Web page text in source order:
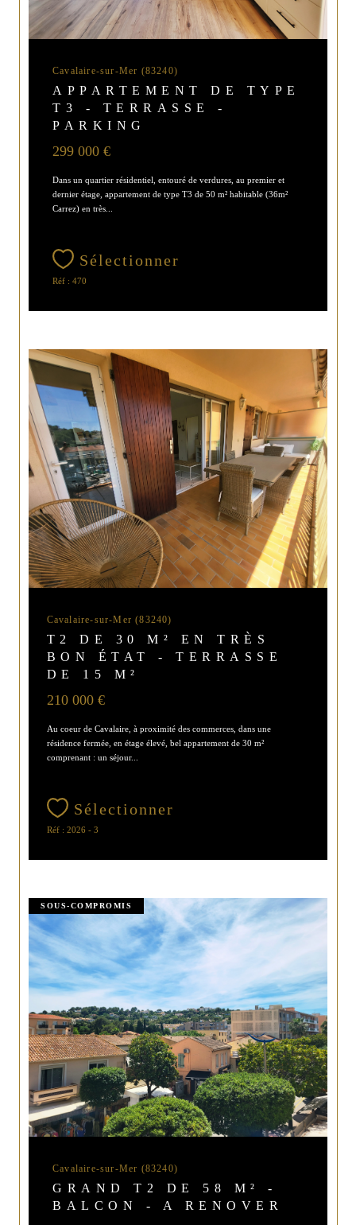
Cavalaire-sur-Mer (83240)
APPARTEMENT DE TYPE
T3 - TERRASSE -
PARKING
299 000 €
Dans un quartier résidentiel, entouré de verdures, au premier et
dernier étage, appartement de type T3 de 50 m² habitable (36m²
Carrez) en très...
Sélectionner
Réf : 470
Cavalaire-sur-Mer (83240)
T2 DE 30 M² EN TRÈS
BON ÉTAT - TERRASSE
DE 15 M²
210 000 €
Au coeur de Cavalaire, à proximité des commerces, dans une
résidence fermée, en étage élevé, bel appartement de 30 m²
comprenant : un séjour...
Sélectionner
Réf : 2026 - 3
Cavalaire-sur-Mer (83240)
GRAND T2 DE 58 M² -
BALCON - A RENOVER
SOUS-COMPROMIS